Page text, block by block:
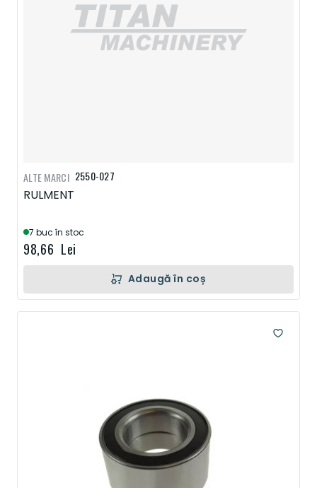
2550-027
RULMENT
7 buc în stoc
98,66 Lei
ALTE MARCI
Adaugă în coș